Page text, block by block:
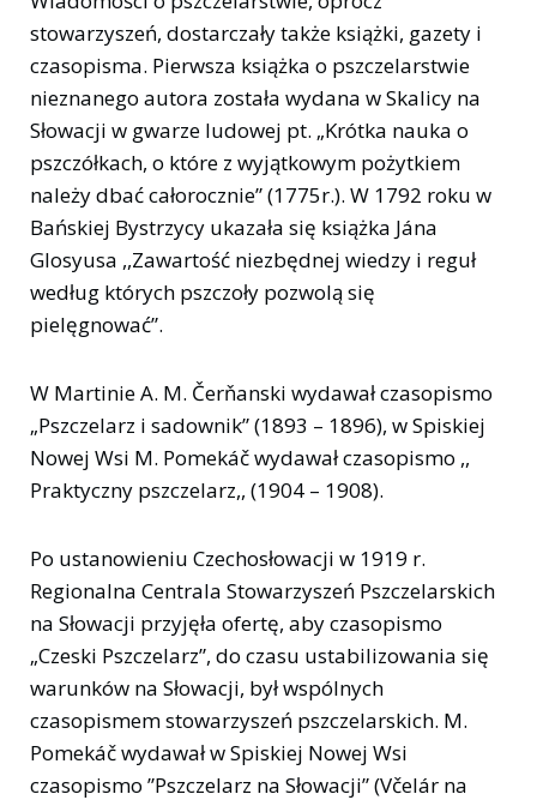
stowarzyszeń, dostarczały także książki, gazety i
czasopisma. Pierwsza książka o pszczelarstwie
nieznanego autora została wydana w Skalicy na
Słowacji w gwarze ludowej pt. „Krótka nauka o
pszczółkach, o które z wyjątkowym pożytkiem
należy dbać całorocznie” (1775r.). W 1792 roku w
Bańskiej Bystrzycy ukazała się książka Jána
Glosyusa ,,Zawartość niezbędnej wiedzy i reguł
według których pszczoły pozwolą się
pielęgnować”.
W Martinie A. M. Čerňanski wydawał czasopismo
„Pszczelarz i sadownik” (1893 – 1896), w Spiskiej
Nowej Wsi M. Pomekáč wydawał czasopismo ,,
Praktyczny pszczelarz,, (1904 – 1908).
Po ustanowieniu Czechosłowacji w 1919 r.
Regionalna Centrala Stowarzyszeń Pszczelarskich
na Słowacji przyjęła ofertę, aby czasopismo
„Czeski Pszczelarz”, do czasu ustabilizowania się
warunków na Słowacji, był wspólnych
czasopismem stowarzyszeń pszczelarskich. M.
Pomekáč wydawał w Spiskiej Nowej Wsi
czasopismo ”Pszczelarz na Słowacji” (Včelár na